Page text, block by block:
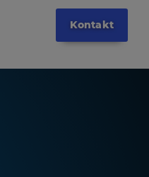
Kontakt